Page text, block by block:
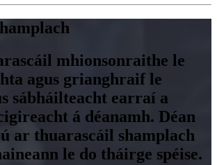
mhionsonraithe le
agus grianghraif le
sábháilteacht earraí a
á déanamh. Déan
ar thuarascáil shamplach
le do tháirge spéise.